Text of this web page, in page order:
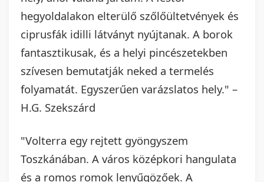
hegyoldalakon elterülő szőlőültetvények és
ciprusfák idilli látványt nyújtanak. A borok
fantasztikusak, és a helyi pincészetekben
szívesen bemutatják neked a termelés
folyamatát. Egyszerűen varázslatos hely." –
H.G. Szekszárd
"Volterra egy rejtett gyöngyszem
Toszkánában. A város középkori hangulata
és a romos romok lenyűgözőek. A